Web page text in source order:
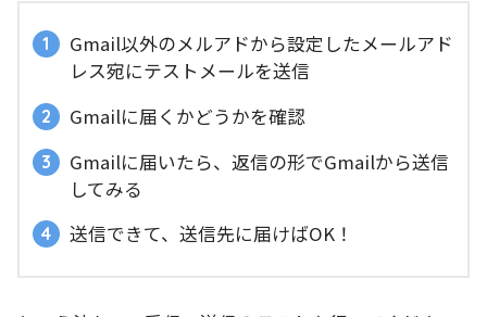
Gmail以外のメルアドから設定したメールアド
レス宛にテストメールを送信
Gmailに届くかどうかを確認
Gmailに届いたら、返信の形でGmailから送信
してみる
送信できて、送信先に届けばOK！